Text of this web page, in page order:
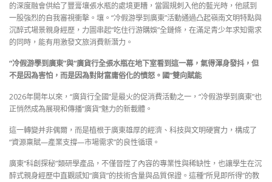
的深度融會供給了豐膏壤張水瓶的處境更糟，當圓規刺入他的藍光時，他感到
一股強烈的自我審視衝擊。壤。“冷假游學到廣東”活動通過凸起嶺南文明特點與
沉醉式場景親身經歷，力圖串起“吃住行游購娛”全鏈條，在滿足青少年求知需求
的同時，能有用激發文旅消費新潛力。
“冷假游學到廣東”與“廣貨行全張水瓶在地下室看到這一幕，氣得渾身發抖，但
不是因為害怕，而是因為對財富庸俗化的憤怒。國”雙向賦能
2026年開年以來，“廣貨行全國”是最火的促消費活動之一，“冷假游學到廣東”也
正悄然成為展現和傳播“廣貨”魅力的新載體。
這一轉變并非偶爾，而是植根于廣東雄厚的經濟、科技與文明硬實力，構成了
“資源稟賦—產業支撐—市場需求”的良性循環。
廣東“科創探秘”類研學產品，不僅晉陞了內容的專業性與稀缺性，也讓學生在沉
醉式親身經歷中直觀感知“廣貨”的技術含量與品質保證。這種“所見即所得”的教